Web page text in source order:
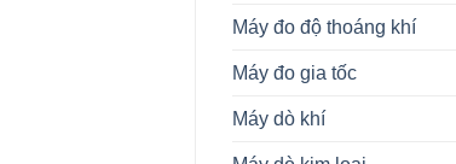
Máy đo độ thoáng khí
Máy đo gia tốc
Máy dò khí